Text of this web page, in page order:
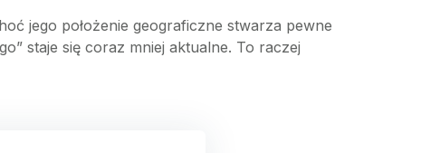
jego położenie geograficzne stwarza pewne
staje się coraz mniej aktualne. To raczej